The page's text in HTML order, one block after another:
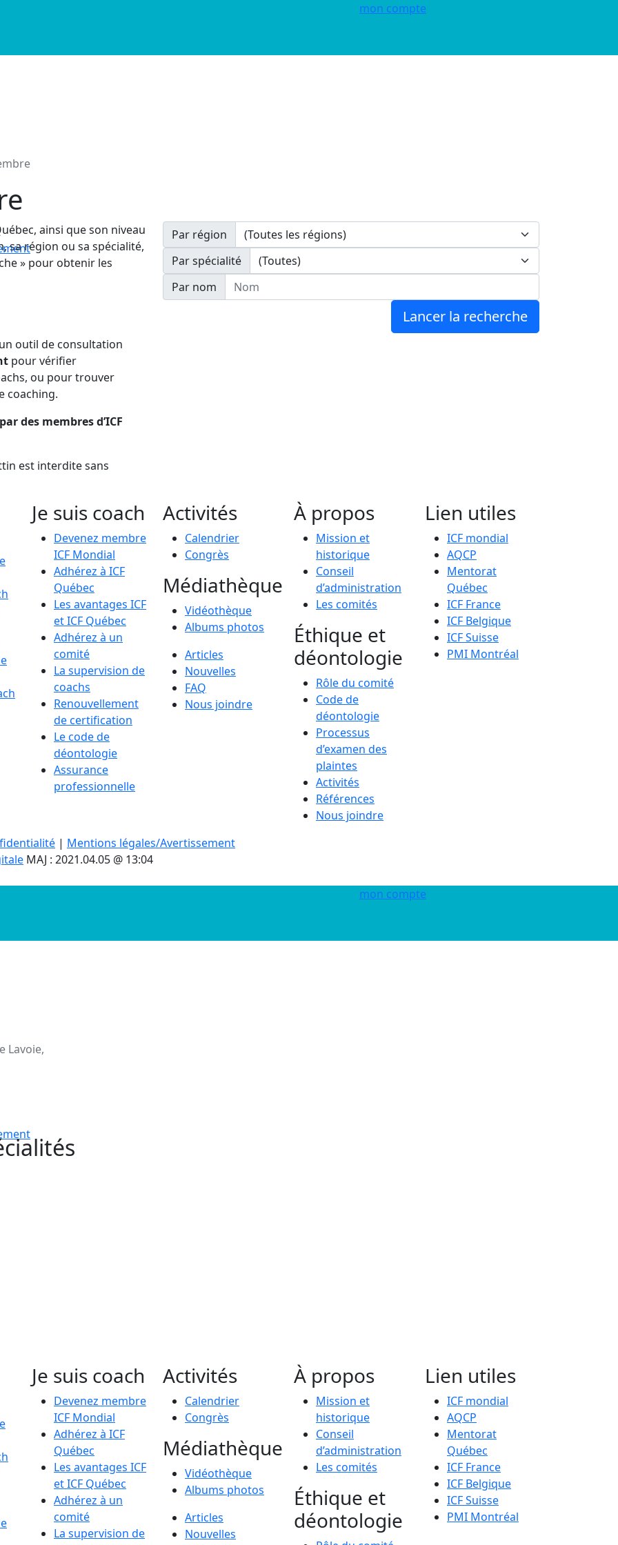
mon compte
ainsi que son niveau
sa région ou sa spécialité,
» pour obtenir les
outil de consultation
pour vérifier
ou pour trouver
coaching.
des membres d’ICF
est interdite sans
Par région
Par spécialité
Nom
Par nom
Je suis coach
Devenez membre
ICF Mondial
Adhérez à ICF
Québec
Les avantages ICF
et ICF Québec
Adhérez à un
comité
La supervision de
coachs
Renouvellement
de certification
Le code de
déontologie
Assurance
professionnelle
Activités
Calendrier
Congrès
Médiathèque
Vidéothèque
Albums photos
Articles
Nouvelles
FAQ
Nous joindre
À propos
Mission et
historique
Conseil
d’administration
Les comités
Éthique et
déontologie
Rôle du comité
Code de
déontologie
Processus
d’examen des
plaintes
Activités
Références
Nous joindre
Lien utiles
ICF mondial
AQCP
Mentorat
Québec
ICF France
ICF Belgique
ICF Suisse
PMI Montréal
| Mentions légales/Avertissement
MAJ : 2021.04.05 @ 13:04
mon compte
Lavoie,
Je suis coach
Devenez membre
ICF Mondial
Adhérez à ICF
Québec
Les avantages ICF
et ICF Québec
Adhérez à un
comité
La supervision de
Activités
Calendrier
Congrès
Médiathèque
Vidéothèque
Albums photos
Articles
Nouvelles
À propos
Mission et
historique
Conseil
d’administration
Les comités
Éthique et
déontologie
Lien utiles
ICF mondial
AQCP
Mentorat
Québec
ICF France
ICF Belgique
ICF Suisse
PMI Montréal